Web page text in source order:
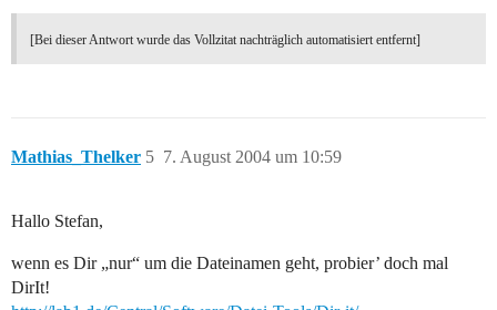
[Bei dieser Antwort wurde das Vollzitat nachträglich automatisiert entfernt]
Mathias_Thelker 7. August 2004 um 10:59
5
Hallo Stefan,
wenn es Dir „nur“ um die Dateinamen geht, probier’ doch mal
DirIt!